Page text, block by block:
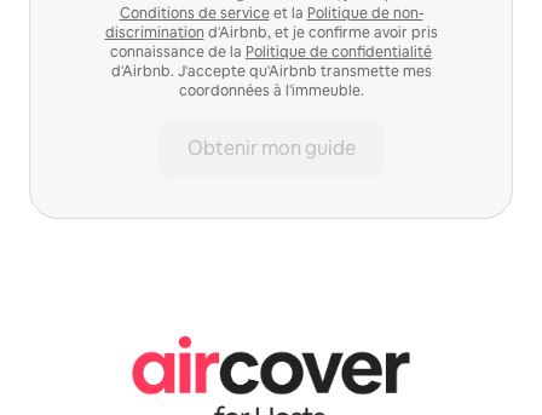
Conditions de serviceet la Politique de non-
discrimination d'Airbnb, et je confirme avoir pris
connaissance de la Politique de confidentialité
d'Airbnb. J'accepte qu'Airbnb transmette mes
coordonnées à l'immeuble.
Obtenir mon guide